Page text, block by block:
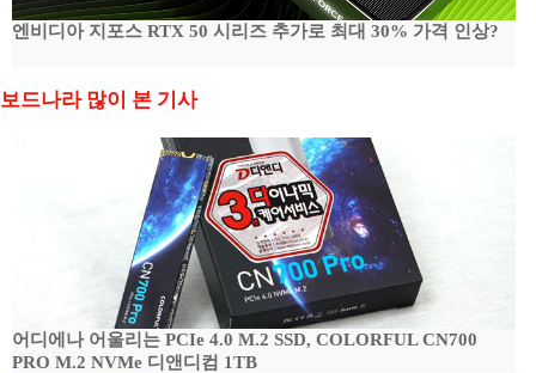
엔비디아 지포스 RTX 50 시리즈 추가로 최대 30% 가격 인상?
보드나라 많이 본 기사
어디에나 어울리는 PCIe 4.0 M.2 SSD, COLORFUL CN700
PRO M.2 NVMe 디앤디컴 1TB